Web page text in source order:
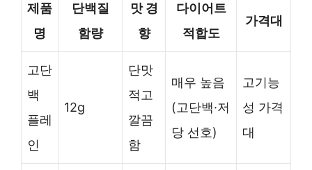
제품
명
단백질
함량
맛 경
향
다이어트
적합도
가격대
고단
백
플레
인
12g
단맛
적고
깔끔
함
매우 높음
(고단백·저
당 선호)
고기능
성 가격
대